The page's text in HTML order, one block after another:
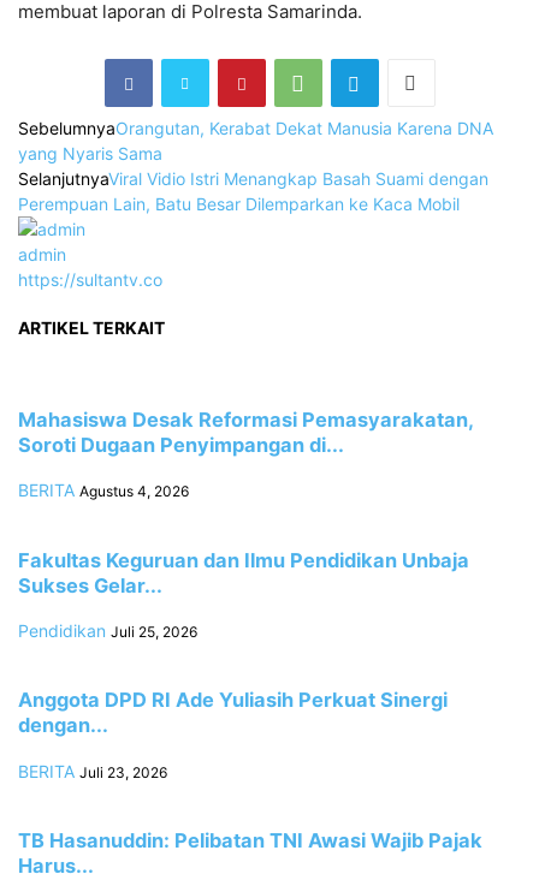
membuat laporan di Polresta Samarinda.
SebelumnyaOrangutan, Kerabat Dekat Manusia Karena DNA
yang Nyaris Sama
SelanjutnyaViral Vidio Istri Menangkap Basah Suami dengan
Perempuan Lain, Batu Besar Dilemparkan ke Kaca Mobil
admin
https://sultantv.co
ARTIKEL TERKAIT
Mahasiswa Desak Reformasi Pemasyarakatan,
Soroti Dugaan Penyimpangan di...
BERITA Agustus 4, 2026
Fakultas Keguruan dan Ilmu Pendidikan Unbaja
Sukses Gelar...
Pendidikan Juli 25, 2026
Anggota DPD RI Ade Yuliasih Perkuat Sinergi
dengan...
BERITA Juli 23, 2026
TB Hasanuddin: Pelibatan TNI Awasi Wajib Pajak
Harus...